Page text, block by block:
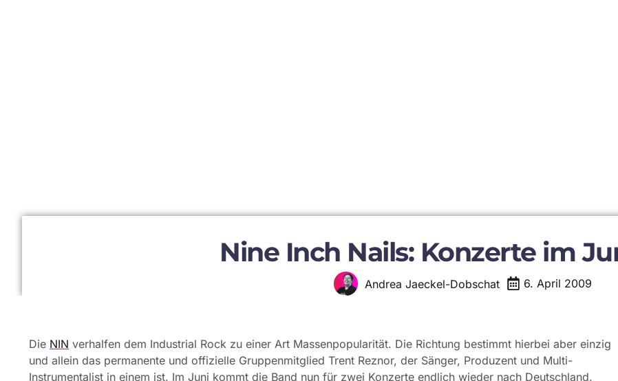
Nine Inch Nails: Konzerte im
Andrea Jaeckel-Dobschat 6. April 2009
Die NIN verhalfen dem Industrial Rock zu einer Art Massenpopularität. Die Richtung bestimmt hierbei aber einzig
und allein das permanente und offizielle Gruppenmitglied Trent Reznor, der Sänger, Produzent und Multi-
Instrumentalist in einem ist. Im Juni kommt die Band nun für zwei Konzerte endlich wieder nach Deutschland.